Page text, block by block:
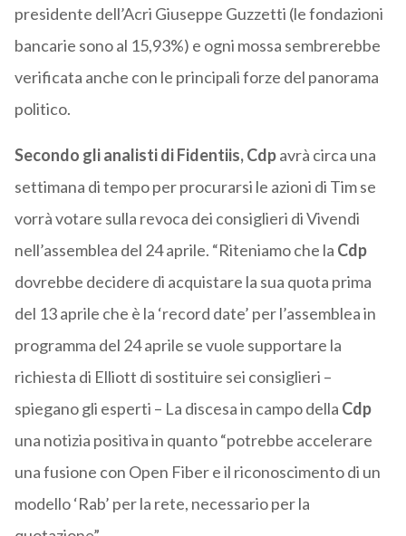
presidente dell’Acri Giuseppe Guzzetti (le fondazioni
bancarie sono al 15,93%) e ogni mossa sembrerebbe
verificata anche con le principali forze del panorama
politico.
Secondo gli analisti di Fidentiis, Cdpavrà circa una
settimana di tempo per procurarsi le azioni di Tim se
vorrà votare sulla revoca dei consiglieri di Vivendi
nell’assemblea del 24 aprile. “Riteniamo che la Cdp
dovrebbe decidere di acquistare la sua quota prima
del 13 aprile che è la ‘record date’ per l’assemblea in
programma del 24 aprile se vuole supportare la
richiesta di Elliott di sostituire sei consiglieri –
spiegano gli esperti – La discesa in campo della Cdp
una notizia positiva in quanto “potrebbe accelerare
una fusione con Open Fiber e il riconoscimento di un
modello ‘Rab’ per la rete, necessario per la